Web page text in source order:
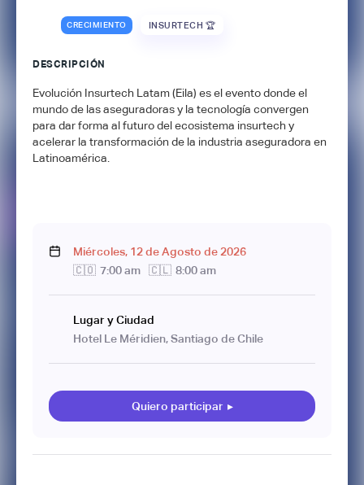
CRECIMIENTO INSURTECH 🏆
DESCRIPCIÓN
Evolución Insurtech Latam (Eila) es el evento donde el
mundo de las aseguradoras y la tecnología convergen
para dar forma al futuro del ecosistema insurtech y
acelerar la transformación de la industria aseguradora en
Latinoamérica.
Miércoles, 12deAgosto de2026
🇨🇴 7:00 am 🇨🇱 8:00 am
Lugar y Ciudad
Hotel Le Méridien, Santiago de Chile
Quiero participar ▸